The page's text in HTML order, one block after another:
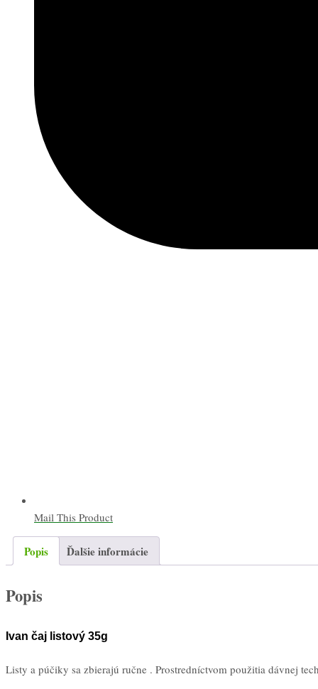
Mail This Product
Popis Ďalšie informácie
Popis
Ivan čaj listový 35g
Listy a púčiky sa zbierajú ručne . Prostredníctvom použitia dávnej